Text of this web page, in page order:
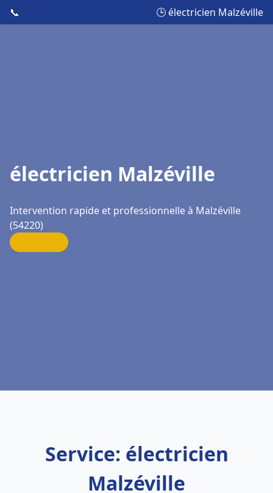
📞 🕒 électricien Malzéville
électricien Malzéville
Intervention rapide et professionnelle à Malzéville
(54220)
Service: électricien
Malzéville